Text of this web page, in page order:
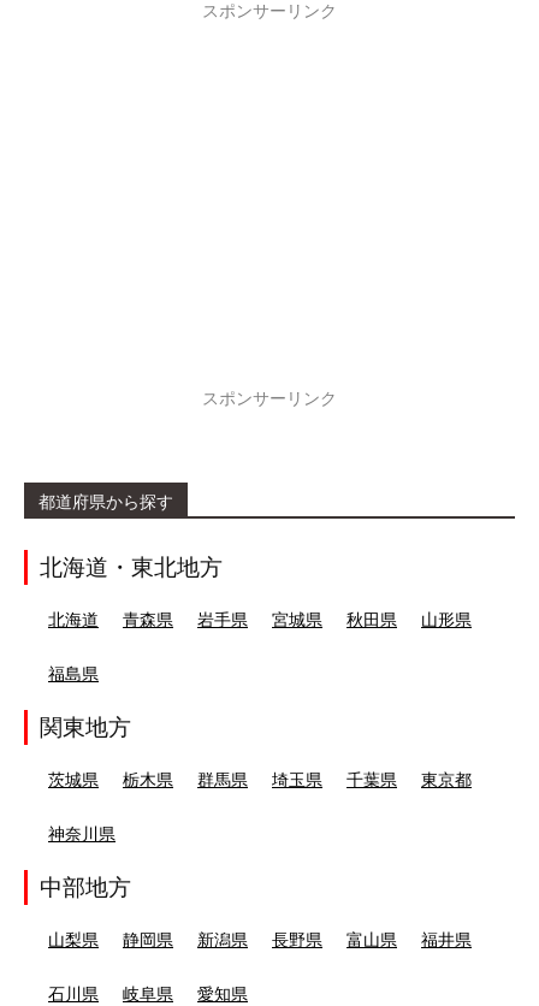
スポンサーリンク
スポンサーリンク
都道府県から探す
北海道・東北地方
北海道 青森県 岩手県 宮城県 秋田県 山形県
福島県
関東地方
茨城県 栃木県 群馬県 埼玉県 千葉県 東京都
神奈川県
中部地方
山梨県 静岡県 新潟県 長野県 富山県 福井県
石川県 岐阜県 愛知県